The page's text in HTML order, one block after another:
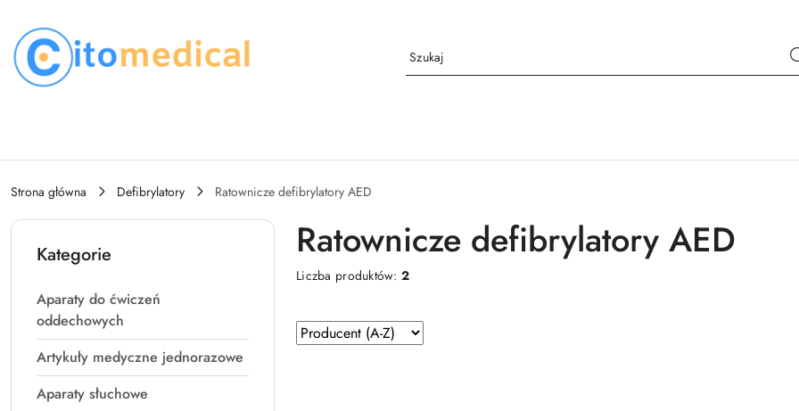
Strona główna Defibrylatory Ratownicze defibrylatory AED
Kategorie
Aparaty do ćwiczeń
oddechowych
Artykuły medyczne jednorazowe
Aparaty słuchowe
Ratownicze defibrylatory AED
Liczba produktów:2
Zastosowano
sortowanie:
Sortuj
według